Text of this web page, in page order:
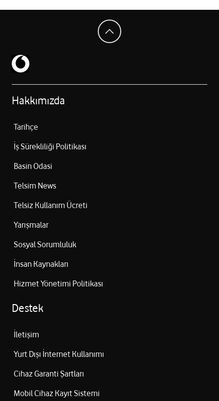
Hakkımızda
Tarihçe
İş Sürekliliği Politikası
Basin Odasi
Telsim News
Telsiz Kullanım Ücreti
Yarışmalar
Sosyal Sorumluluk
İnsan Kaynakları
Hizmet Yönetimi Politikası
Destek
İletişim
Yurt Dışı İnternet Kullanımı
Cihaz Garanti Şartları
Mobil Cihaz Kayıt Sistemi